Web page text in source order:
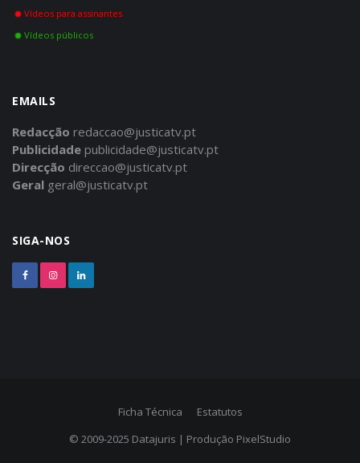
Vídeos para assinantes
Vídeos públicos
EMAILS
Redacção redaccao@justicatv.pt
Publicidade publicidade@justicatv.pt
Direcção direccao@justicatv.pt
Geral geral@justicatv.pt
SIGA-NOS
Ficha Técnica
Estatutos
© 2009-2025 Datajuris | Produção PixelStudio